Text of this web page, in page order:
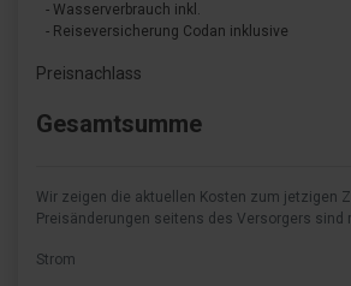
- Wasserverbrauch inkl.
- Reiseversicherung Codan inklusive
Preisnachlass
Gesamtsumme
Wir zeigen die aktuellen Kosten zum jetzigen
Preisänderungen seitens des Versorgers sind
Strom